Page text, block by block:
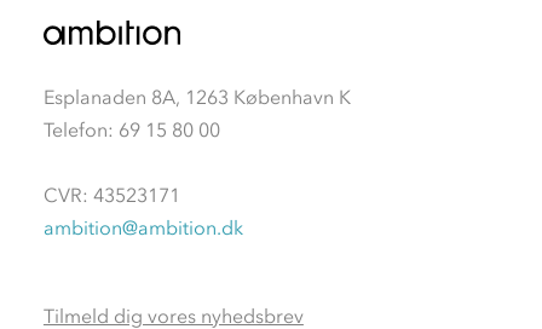
Esplanaden 8A, 1263 København K
Telefon: 69 15 80 00
CVR: 43523171
ambition@ambition.dk
Tilmeld dig vores nyhedsbrev